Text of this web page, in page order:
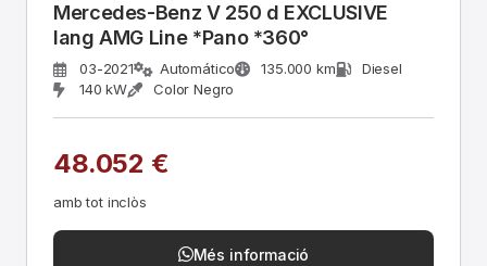
Mercedes-Benz V 250 d EXCLUSIVE
lang AMG Line *Pano *360°
03-2021 Automático 135.000 km
Diesel
140 kW
Color Negro
48.052 €
amb tot inclòs
Més informació